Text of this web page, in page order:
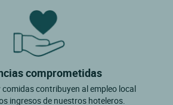
comprometidas
comidas contribuyen al empleo local
ingresos de nuestros hoteleros.